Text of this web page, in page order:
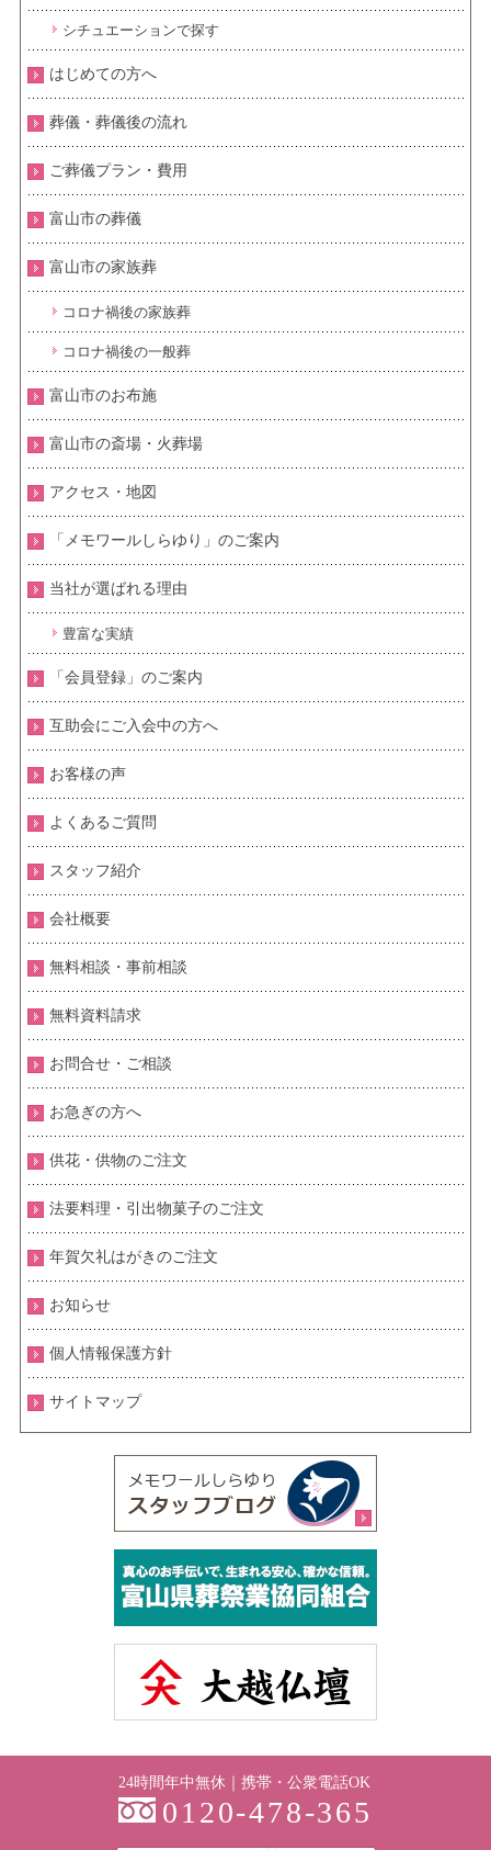
シチュエーションで探す
はじめての方へ
葬儀・葬儀後の流れ
ご葬儀プラン・費用
富山市の葬儀
富山市の家族葬
コロナ禍後の家族葬
コロナ禍後の一般葬
富山市のお布施
富山市の斎場・火葬場
アクセス・地図
「メモワールしらゆり」のご案内
当社が選ばれる理由
豊富な実績
「会員登録」のご案内
互助会にご入会中の方へ
お客様の声
よくあるご質問
スタッフ紹介
会社概要
無料相談・事前相談
無料資料請求
お問合せ・ご相談
お急ぎの方へ
供花・供物のご注文
法要料理・引出物菓子のご注文
年賀欠礼はがきのご注文
お知らせ
個人情報保護方針
サイトマップ
24時間年中無休｜携帯・公衆電話OK
0120-478-365